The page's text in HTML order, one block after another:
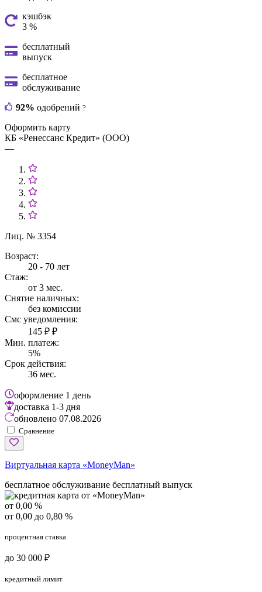
кэшбэк
3 %
бесплатный
выпуск
бесплатное
обслуживание
92% одобрений ?
Оформить карту
КБ «Ренессанс Кредит» (ООО)
—
Лиц. № 3354
Возраст:
20 - 70 лет
Стаж:
от 3 мес.
Снятие наличных:
без комиссии
Смс уведомления:
145 ₽ ₽
Мин. платеж:
5%
Срок действия:
36 мес.
оформление 1 день
доставка 1-3 дня
обновлено 07.08.2026
Сравнение
Виртуальная карта «MoneyMan»
бесплатное обслуживание бесплатный выпуск
от 0,00 %
от 0,00 до 0,80 %
процентная ставка
до 30 000 ₽
кредитный лимит